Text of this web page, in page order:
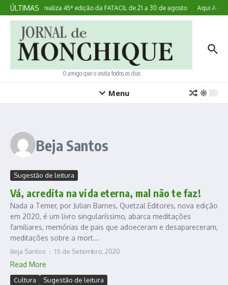
Ir para o conteúdo
ÚLTIMAS
Lagoa realiza 45ª edição da FATACIL de 21 a 30 de agosto Aqui
O amigo que o visita todos os dias
Menu
Beja Santos
Sugestão de leitura
Vá, acredita na vida eterna, mal não te faz!
Nada a Temer, por Julian Barnes, Quetzal Editores, nova edição
em 2020, é um livro singularíssimo, abarca meditações
familiares, memórias de pais que adoeceram e desapareceram,
meditações sobre a mort...
Beja Santos 15 de Setembro, 2020
Read More
Cultura Sugestão de leitura